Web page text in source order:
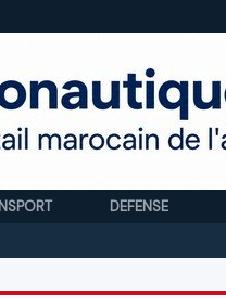
DEFENSE